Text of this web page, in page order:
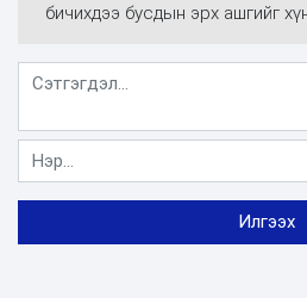
бичихдээ бусдын эрх ашгийг